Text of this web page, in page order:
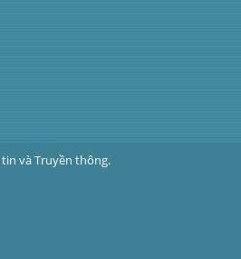
tin và Truyền thông.